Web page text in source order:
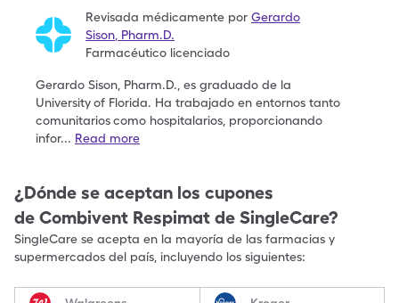
Revisada médicamente por Gerardo
Sison Pharm.D.
Farmacéutico licenciado
Gerardo Sison, Pharm.D., es graduado de la
Universityof Florida. Ha trabajado en entornos tanto
comunitarioscomo hospitalarios, proporcionando
infor... Read more
¿Dónde se aceptan los cupones
de Combivent Respimat de SingleCare?
SingleCare se acepta en la mayoría de las farmacias y
supermercados del país, incluyendo los siguientes: